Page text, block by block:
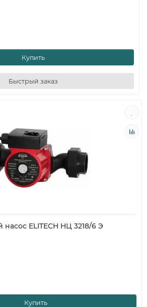
Купить
Быстрый заказ
ELITECH НЦ 3218/6 Э
Купить